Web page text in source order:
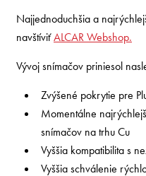
Najjednoduchšia a
navštíviťALCAR Webshop.
Vývoj snímačov priniesol
Zvýšené pokrytie pre
Momentálne
snímačov na trhu Cu
Vyššia kompatibilita s
Vyššia schválenie